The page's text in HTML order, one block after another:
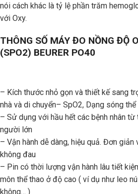
nói cách khác là tỷ lệ phần trăm
với Oxy.
THÔNG SỐ MÁY ĐO NỒNG ĐỘ
(SPO2) BEURER PO40
– Kích thước nhỏ gọn và thiết kế sang
nhà và di chuyển– SpO2, Dạng sóng
– Sử dụng với hầu hết các bệnh nhân
người lớn
– Vận hành dễ dàng, hiệu quả. Đơn
không đau
– Pin có thời lượng vận hành lâu tiết
môn thể thao ở độ cao ( ví dụ như leo
không… )